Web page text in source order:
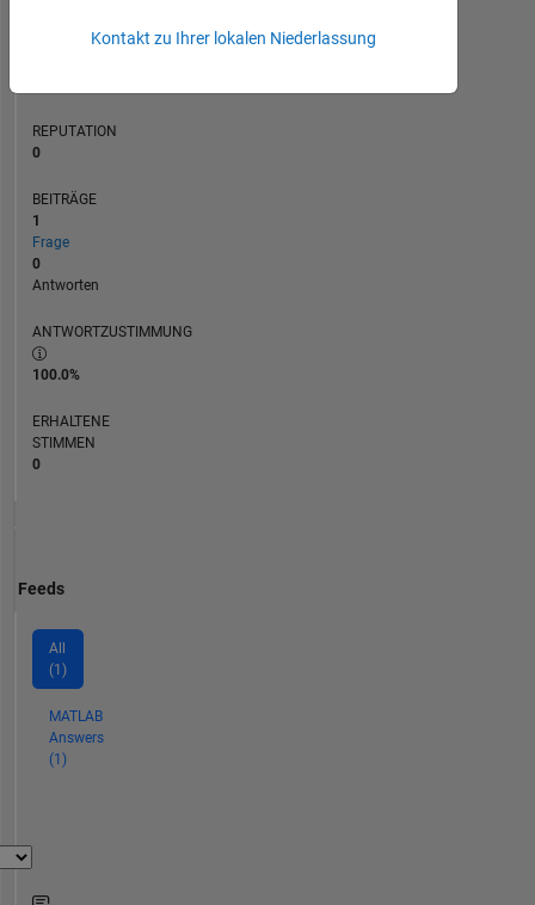
REPUTATION
0
BEITRÄGE
1
Frage
0
Antworten
ANTWORTZUSTIMMUNG
100.0%
ERHALTENE
STIMMEN
0
Feeds
All
(1)
MATLAB
Answers
(1)
Kontakt zu Ihrer lokalen Niederlassung